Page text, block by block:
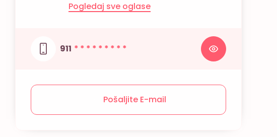
Pogledaj sve oglase
911 * * * * * * * * *
Pošaljite E-mail